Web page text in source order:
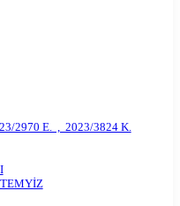
2970 E. , 2023/3824 K.